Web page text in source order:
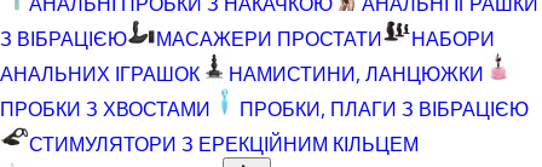
З ВІБРАЦІЄЮ
МАСАЖЕРИ ПРОСТАТИ
НАБОРИ
АНАЛЬНИХ ІГРАШОК
НАМИСТИНИ, ЛАНЦЮЖКИ
ПРОБКИ З ХВОСТАМИ
ПРОБКИ, ПЛАГИ З ВІБРАЦІЄЮ
СТИМУЛЯТОРИ З ЕРЕКЦІЙНИМ КІЛЬЦЕМ